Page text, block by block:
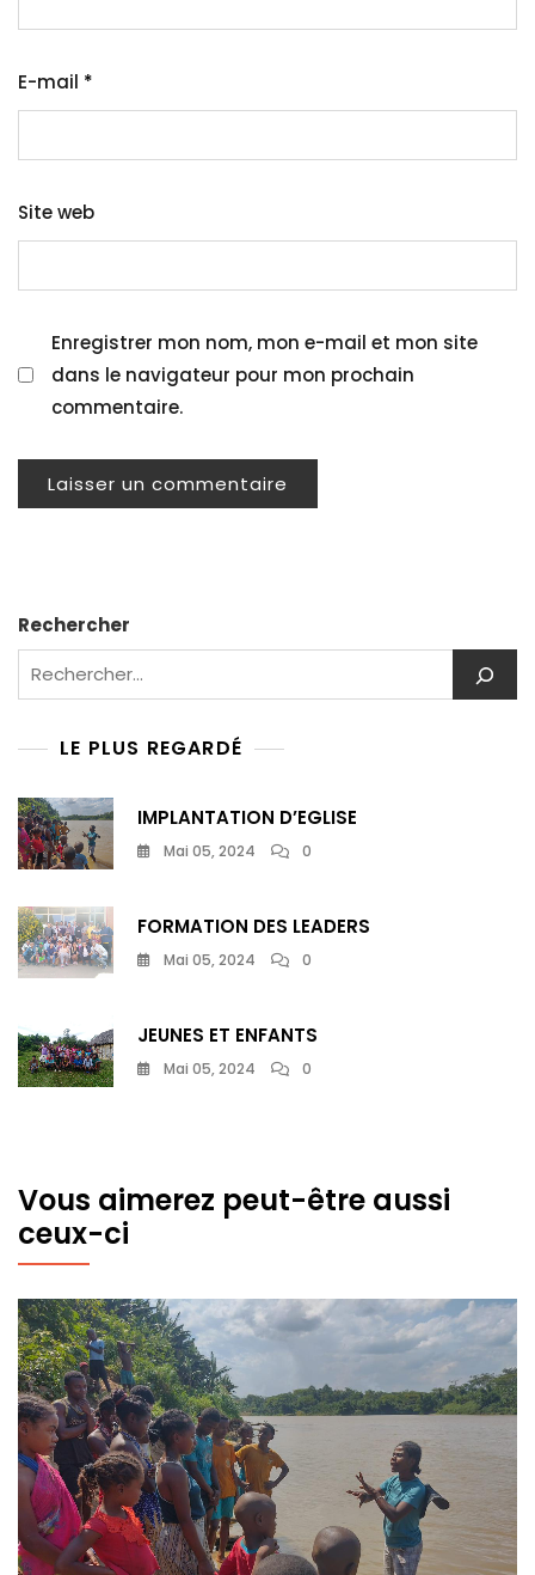
E-mail *
Site web
Enregistrer mon nom, mon e-mail et mon site
dans le navigateur pour mon prochain
commentaire.
Rechercher
LE PLUS REGARDÉ
IMPLANTATION D’EGLISE
Mai 05, 2024 0
FORMATION DES LEADERS
Mai 05, 2024 0
JEUNES ET ENFANTS
Mai 05, 2024 0
Vous aimerez peut-être aussi
ceux-ci